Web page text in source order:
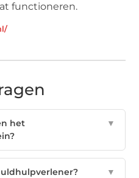
functioneren.
het
▼
▼